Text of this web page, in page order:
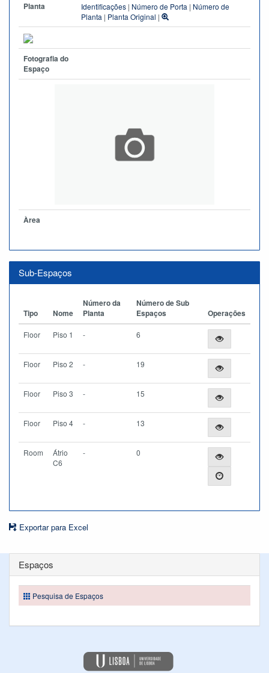
Planta
Identificações | Número de Porta | Número de
Planta | Planta Original |
Fotografia do
Espaço
Àrea
Sub-Espaços
Tipo Nome
Número da
Planta
Número de Sub
Espaços
Operações
Floor Piso 1 - 6
Floor Piso 2 - 19
Floor Piso 3 - 15
Floor Piso 4 - 13
Room
Átrio
C6
- 0
Exportar para Excel
Espaços
Pesquisa de Espaços